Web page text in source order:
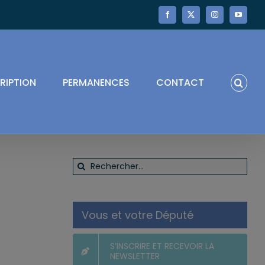
Facebook
X InstagramYouTube
PERMANENCES CONTACT
Rechercher:
Vous et votre Député
S’INSCRIRE ET RECEVOIR LA
NEWSLETTER